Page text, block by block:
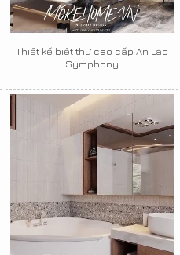
Thiết kế biệt thự cao cấp An Lạc
Symphony